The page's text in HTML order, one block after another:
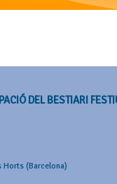
DEL BESTIARI
Horts (Barcelona)